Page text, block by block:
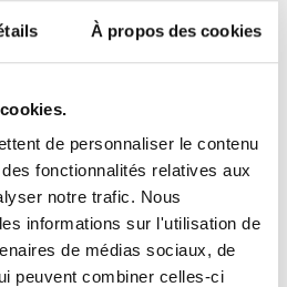
À propos des cookies
de personnaliser le contenu
fonctionnalités relatives aux
notre trafic. Nous
informations sur l'utilisation de
de médias sociaux, de
peuvent combiner celles-ci
La motorisation diesel
février sous le seuil des 2%
légers neufs ont été
2026. Ce résultat
-12,5% par rapport aux
légers immatriculés en